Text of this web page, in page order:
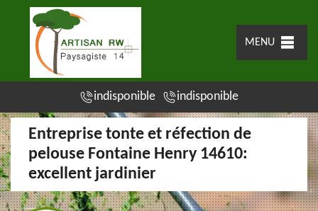
MENU
indisponible indisponible
Entreprise tonte et réfection de
pelouse Fontaine Henry 14610:
excellent jardinier